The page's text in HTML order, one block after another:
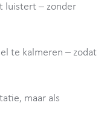
luistert – zonder
te kalmeren – zodat
maar als